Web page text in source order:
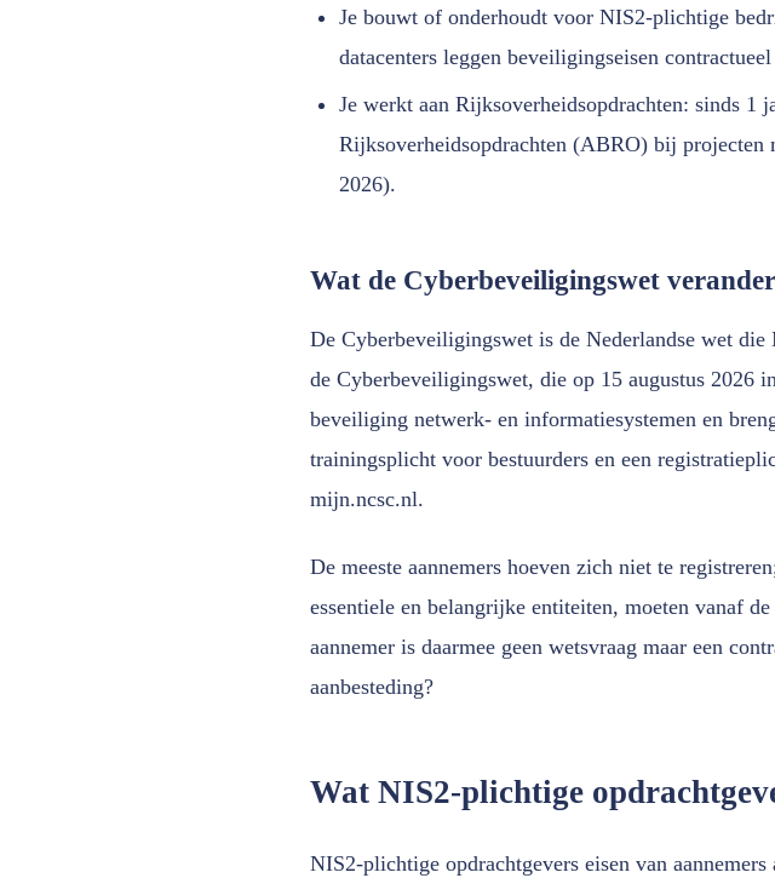
Je bouwt of onderhoudt voor NIS2-plichtige
datacenters leggen beveiligingseisen
Je werkt aan Rijksoverheidsopdrachten: sinds 1
Rijksoverheidsopdrachten (ABRO) bij
2026).
Wat de Cyberbeveiligingswet
De Cyberbeveiligingswet is de Nederlandse wet
de Cyberbeveiligingswet, die op 15 augustus 2026
beveiliging netwerk- en informatiesystemen en
trainingsplicht voor bestuurders en een
mijn.ncsc.nl.
De meeste aannemers hoeven zich niet te
essentiele en belangrijke entiteiten, moeten vanaf
aannemer is daarmee geen wetsvraag maar een
aanbesteding?
Wat NIS2-plichtige
NIS2-plichtige opdrachtgevers eisen van